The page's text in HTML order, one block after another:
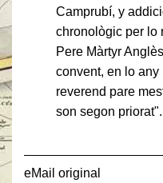
Camprubí, y
chronològic per lo
Pere Màrtyr
convent, en lo
reverend pare
son segon priorat".
eMail original